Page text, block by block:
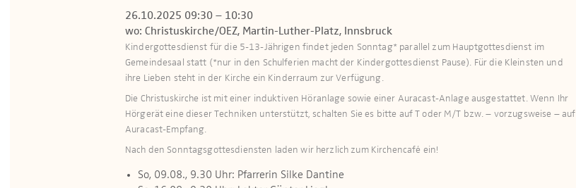
26.10.2025 09:30 – 10:30
wo: Christuskirche/OEZ, Martin-Luther-Platz, Innsbruck
Kindergottesdienst für die 5-13-Jährigen findet jeden Sonntag* parallel zum Hauptgottesdienst im
Gemeindesaal statt (*nur in den Schulferien macht der Kindergottesdienst Pause). Für die Kleinsten und
ihre Lieben steht in der Kirche ein Kinderraum zur Verfügung.​​​
Die Christuskirche ist mit einer induktiven Höranlage sowie einer Auracast-Anlage ausge­stattet. Wenn Ihr
Hör­gerät eine dieser Techniken unterstützt, schalten Sie es bitte auf T oder M/T bzw. – vorzugsweise – auf
Auracast-Empfang.
Nach den Sonntagsgottesdiensten laden wir herzlich zum Kirchencafé ein!
So, 09.08., 9.30 Uhr: Pfarrerin Silke Dantine